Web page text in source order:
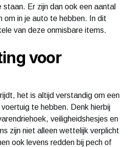
Er zijn dan ook een aantal
om in je auto te hebben. In dit
van deze onmisbare items.
voor
het is altijd verstandig om een
te hebben. Denk hierbij
veiligheidshesjes en
zijn niet alleen wettelijk verplicht
ook levens redden bij pech of